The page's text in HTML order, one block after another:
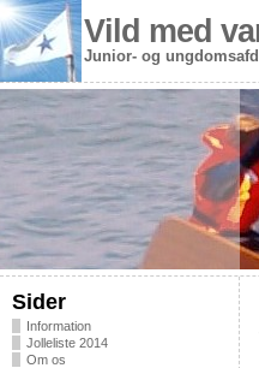
Vild med
Junior- og
Sider
Information
Jolleliste 2014
Om os